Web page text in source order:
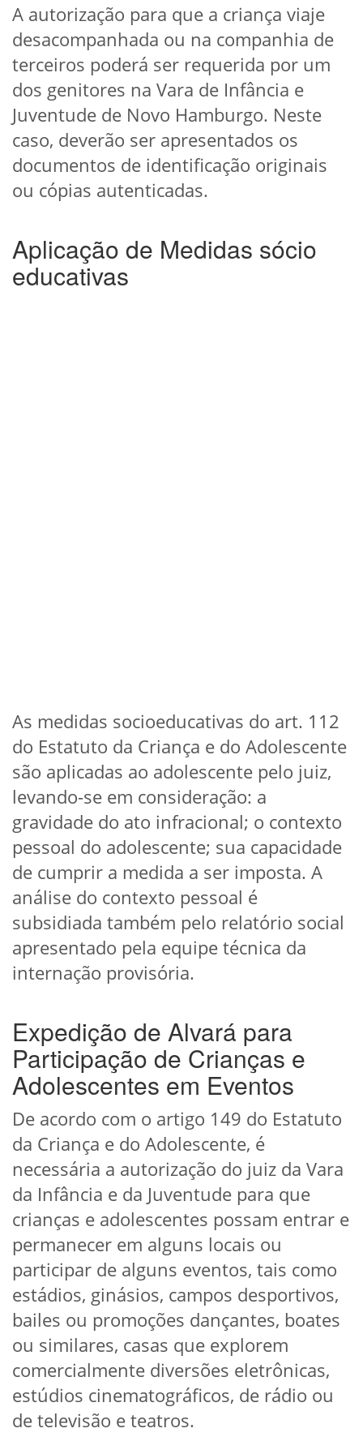
A autorização para que a criança viaje
desacompanhada ou na companhia de
terceiros poderá ser requerida por um
dos genitores na Vara de Infância e
Juventude de Novo Hamburgo. Neste
caso, deverão ser apresentados os
documentos de identificação originais
ou cópias autenticadas.
Aplicação de Medidas sócio
educativas
As medidas socioeducativas do art. 112
do Estatuto da Criança e do Adolescente
são aplicadas ao adolescente pelo juiz,
levando-se em consideração: a
gravidade do ato infracional; o contexto
pessoal do adolescente; sua capacidade
de cumprir a medida a ser imposta. A
análise do contexto pessoal é
subsidiada também pelo relatório social
apresentado pela equipe técnica da
internação provisória.
Expedição de Alvará para
Participação de Crianças e
Adolescentes em Eventos
De acordo com o artigo 149 do Estatuto
da Criança e do Adolescente, é
necessária a autorização do juiz da Vara
da Infância e da Juventude para que
crianças e adolescentes possam entrar e
permanecer em alguns locais ou
participar de alguns eventos, tais como
estádios, ginásios, campos desportivos,
bailes ou promoções dançantes, boates
ou similares, casas que explorem
comercialmente diversões eletrônicas,
estúdios cinematográficos, de rádio ou
de televisão e teatros.